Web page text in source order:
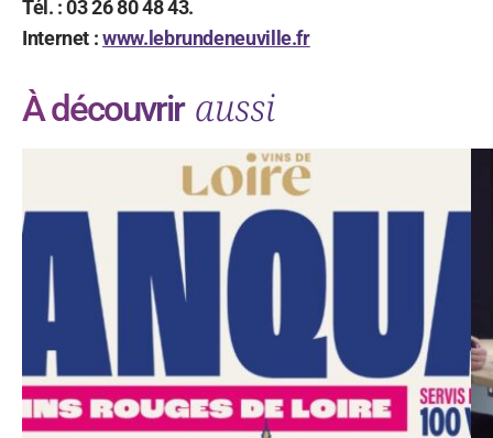
Tél. : 03 26 80 48 43.
Internet :www.lebrundeneuville.fr
À découvrir aussi